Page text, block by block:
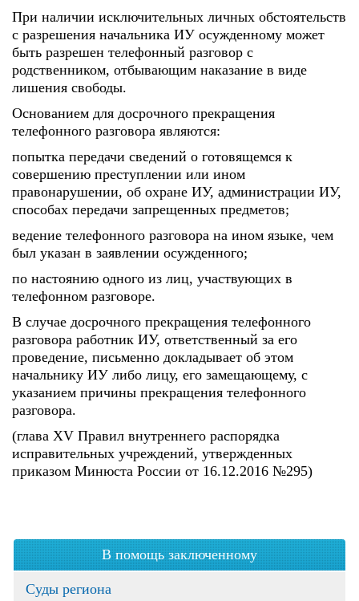
При наличии исключительных личных обстоятельств
с разрешения начальника ИУ осужденному может
быть разрешен телефонный разговор с
родственником, отбывающим наказание в виде
лишения свободы.
Основанием для досрочного прекращения
телефонного разговора являются:
попытка передачи сведений о готовящемся к
совершению преступлении или ином
правонарушении, об охране ИУ, администрации ИУ,
способах передачи запрещенных предметов;
ведение телефонного разговора на ином языке, чем
был указан в заявлении осужденного;
по настоянию одного из лиц, участвующих в
телефонном разговоре.
В случае досрочного прекращения телефонного
разговора работник ИУ, ответственный за его
проведение, письменно докладывает об этом
начальнику ИУ либо лицу, его замещающему, с
указанием причины прекращения телефонного
разговора.
(глава XV Правил внутреннего распорядка
исправительных учреждений, утвержденных
приказом Минюста России от 16.12.2016 №295)
В помощь заключенному
Суды региона